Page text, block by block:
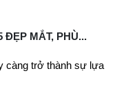
ĐẸP MẮT, PHÙ...
càng trở thành sự lựa